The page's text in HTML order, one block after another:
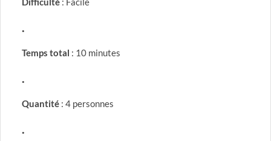
Temps total : 10 minutes
Quantité : 4 personnes